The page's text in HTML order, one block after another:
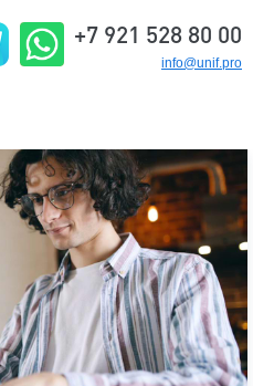
+7 921 528 80 00
info@unif.pro